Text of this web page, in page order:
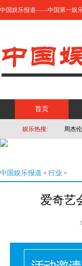
中国娱乐报道——中国第一娱乐
首页
娱乐热搜: 周杰
中国娱乐报道 > 行业 >
爱奇艺